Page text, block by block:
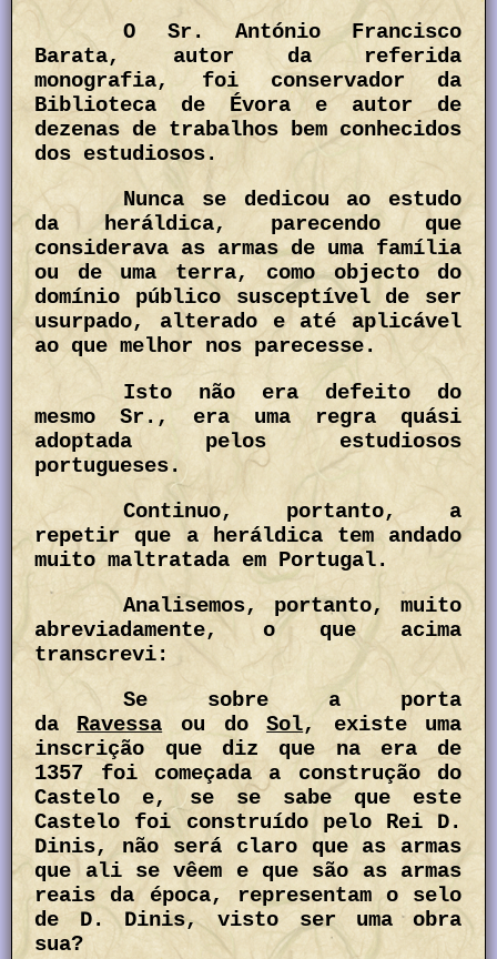
O Sr. António Francisco
Barata, autor da referida
monografia, foi conservador da
Biblioteca de Évora e autor de
dezenas de trabalhos bem conhecidos
dos estudiosos.
Nunca se dedicou ao estudo
da heráldica, parecendo que
considerava as armas de uma família
ou de uma terra, como objecto do
domínio público susceptível de ser
usurpado, alterado e até aplicável
ao que melhor nos parecesse.
Isto não era defeito do
mesmo Sr., era uma regra quási
adoptada pelos estudiosos
portugueses.
Continuo, portanto, a
repetir que a heráldica tem andado
muito maltratada em Portugal.
Analisemos, portanto, muito
abreviadamente, o que acima
transcrevi:
Se sobre a porta
daRavessa ou doSol, existe uma
inscrição que diz que na era de
1357 foi começada a construção do
Castelo e, se se sabe que este
Castelo foi construído pelo Rei D.
Dinis, não será claro que as armas
que ali se vêem e que são as armas
reais da época, representam o selo
de D. Dinis, visto ser uma obra
sua?